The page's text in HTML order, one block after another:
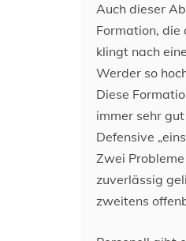
Auch dieser
Formation, die
klingt nach
Werder so
Diese
immer sehr
Defensive
Zwei
zuverlässig
zweitens